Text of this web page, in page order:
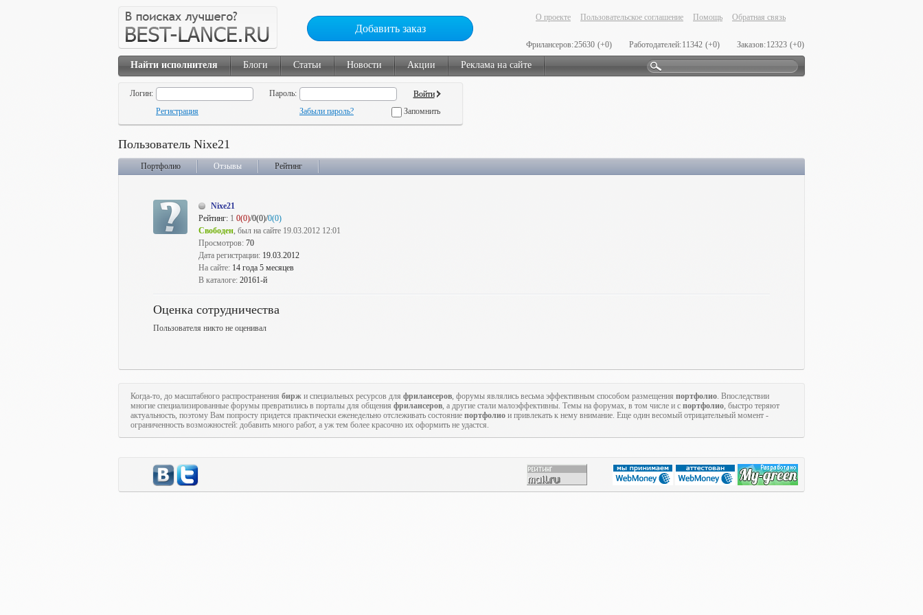
Добавить заказ
О проекте Пользовательское соглашение Помощь Обратная связь
Фрилансеров:25630 (+0) Работодателей:11342 (+0) Заказов:12323 (+0)
Найти исполнителя Блоги Статьи Новости Акции Реклама на сайте
Логин:
Пароль:
Регистрация
Забыли пароль? Запомнить
Пользователь Nixe21
Портфолио Отзывы Рейтинг
Nixe21
Рейтинг: 1 0(0)/0(0)/0(0)
Свободен, был на сайте 19.03.2012 12:01
Просмотров: 70
Дата регистрации: 19.03.2012
На сайте: 14 года 5 месяцев
В каталоге: 20161-й
Оценка сотрудничества
Пользователя никто не оценивал
Когда-то, до масштабного распространения бирж и специальных ресурсов для фрилансеров, форумы являлись весьма эффективным способом размещения портфолио. Впоследствии
многие специализированные форумы превратились в порталы для общения фрилансеров, а другие стали малоэффективны. Темы на форумах, в том числе и с портфолио, быстро теряют
актуальность, поэтому Вам попросту придется практически еженедельно отслеживать состояние портфолио и привлекать к нему внимание. Еще один весомый отрицательный момент -
ограниченность возможностей: добавить много работ, а уж тем более красочно их оформить не удастся.